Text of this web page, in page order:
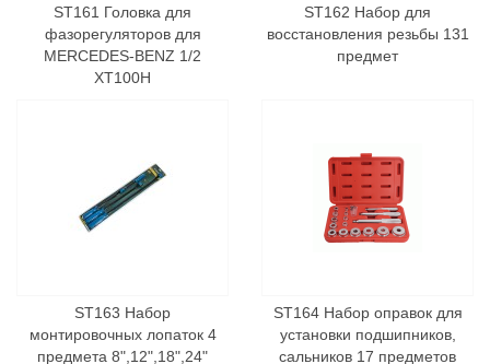
ST161 Головка для
фазорегуляторов для
MERCEDES-BENZ 1/2
ХТ100Н
ST162 Набор для
восстановления резьбы 131
предмет
ST163 Набор
монтировочных лопаток 4
предмета 8",12",18",24"
ST164 Набор оправок для
установки подшипников,
сальников 17 предметов